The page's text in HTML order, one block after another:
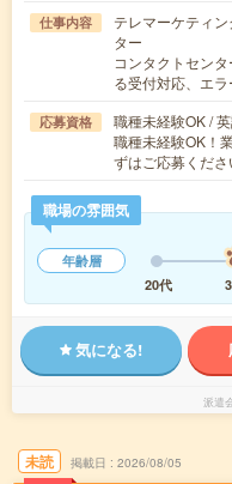
仕事内容
テレマーケティ
ター
コンタクトセン
る受付対応、エ
応募資格
職種未経験OK /
職種未経験OK！
ずはご応募くだ
職場の雰囲気
年齢層
20代
気になる!
派遣
未読 掲載日 2026/08/05